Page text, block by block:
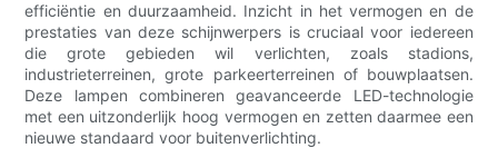
efficiëntie en duurzaamheid. Inzicht in het vermogen en de
prestaties van deze schijnwerpers is cruciaal voor iedereen
die grote gebieden wil verlichten, zoals stadions,
industrieterreinen, grote parkeerterreinen of bouwplaatsen.
Deze lampen combineren geavanceerde LED-technologie
met een uitzonderlijk hoog vermogen en zetten daarmee een
nieuwe standaard voor buitenverlichting.